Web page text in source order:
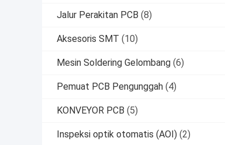
Jalur Perakitan PCB (8)
Aksesoris SMT (10)
Mesin Soldering Gelombang (6)
Pemuat PCB Pengunggah (4)
KONVEYOR PCB (5)
Inspeksi optik otomatis (AOI) (2)